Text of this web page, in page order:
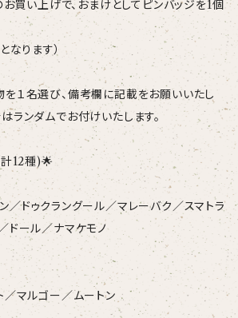
買い上げで、おまけとしてピンバッジを1個
なります）
１名選び、備考欄に記載をお願いいたし
ランダムでお付けいたします。
12種)🌟
／ドゥクラングール／マレーバク／スマトラ
ドール／ナマケモノ
／マルゴー／ムートン